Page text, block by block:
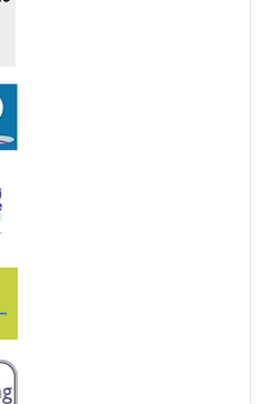
Scuola in chiaro
Erasmus+
eTwinning